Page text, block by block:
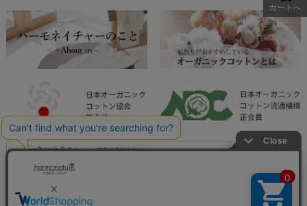
Nukleus（ニュクレス）
カートへ
FAXでのご注文
お問い合わせchevron_right